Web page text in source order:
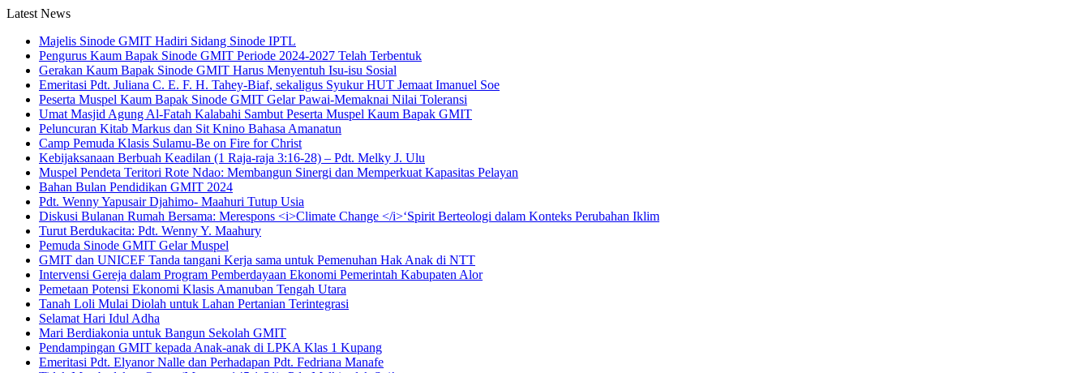
Latest News
Majelis Sinode GMIT Hadiri Sidang Sinode IPTL
Pengurus Kaum Bapak Sinode GMIT Periode 2024-2027 Telah Terbentuk
Gerakan Kaum Bapak Sinode GMIT Harus Menyentuh Isu-isu Sosial
Emeritasi Pdt. Juliana C. E. F. H. Tahey-Biaf, sekaligus Syukur HUT Jemaat Imanuel Soe
Peserta Muspel Kaum Bapak Sinode GMIT Gelar Pawai-Memaknai Nilai Toleransi
Umat Masjid Agung Al-Fatah Kalabahi Sambut Peserta Muspel Kaum Bapak GMIT
Peluncuran Kitab Markus dan Sit Knino Bahasa Amanatun
Camp Pemuda Klasis Sulamu-Be on Fire for Christ
Kebijaksanaan Berbuah Keadilan (1 Raja-raja 3:16-28) – Pdt. Melky J. Ulu
Muspel Pendeta Teritori Rote Ndao: Membangun Sinergi dan Memperkuat Kapasitas Pelayan
Bahan Bulan Pendidikan GMIT 2024
Pdt. Wenny Yapusair Djahimo- Maahuri Tutup Usia
Diskusi Bulanan Rumah Bersama: Merespons <i>Climate Change </i>‘Spirit Berteologi dalam Konteks Perubahan Iklim
Turut Berdukacita: Pdt. Wenny Y. Maahury
Pemuda Sinode GMIT Gelar Muspel
GMIT dan UNICEF Tanda tangani Kerja sama untuk Pemenuhan Hak Anak di NTT
Intervensi Gereja dalam Program Pemberdayaan Ekonomi Pemerintah Kabupaten Alor
Pemetaan Potensi Ekonomi Klasis Amanuban Tengah Utara
Tanah Loli Mulai Diolah untuk Lahan Pertanian Terintegrasi
Selamat Hari Idul Adha
Mari Berdiakonia untuk Bangun Sekolah GMIT
Pendampingan GMIT kepada Anak-anak di LPKA Klas 1 Kupang
Emeritasi Pdt. Elyanor Nalle dan Perhadapan Pdt. Fedriana Manafe